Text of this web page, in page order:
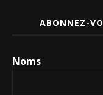
ABONNEZ-
Noms